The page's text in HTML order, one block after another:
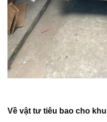
Về vật tư tiêu bao cho